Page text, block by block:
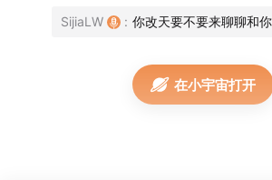
南西小红书📕：南西
SijiaLW : 你改天要不要来聊聊和
在小宇宙打开